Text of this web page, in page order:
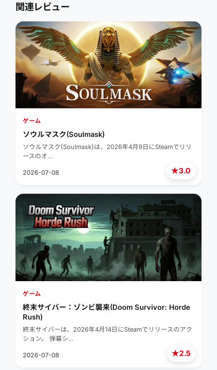
関連レビュー
★3.0
ゲーム
ソウルマスク(Soulmask)
ソウルマスク(Soulmask)は、2026年4月9日にSteamでリリ
ースのオ…
2026-07-08
★2.5
ゲーム
終末サイバー：ゾンビ襲来(Doom Survivor: Horde
Rush)
終末サイバーは、2026年4月14日にSteamでリリースのアク
ション。 弾幕シ…
2026-07-08